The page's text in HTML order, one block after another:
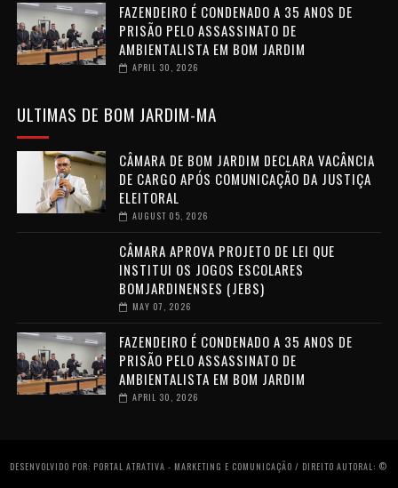
FAZENDEIRO É CONDENADO A 35 ANOS DE
PRISÃO PELO ASSASSINATO DE
AMBIENTALISTA EM BOM JARDIM
APRIL 30, 2026
ULTIMAS DE BOM JARDIM-MA
CÂMARA DE BOM JARDIM DECLARA VACÂNCIA
DE CARGO APÓS COMUNICAÇÃO DA JUSTIÇA
ELEITORAL
AUGUST 05, 2026
CÂMARA APROVA PROJETO DE LEI QUE
INSTITUI OS JOGOS ESCOLARES
BOMJARDINENSES (JEBS)
MAY 07, 2026
FAZENDEIRO É CONDENADO A 35 ANOS DE
PRISÃO PELO ASSASSINATO DE
AMBIENTALISTA EM BOM JARDIM
APRIL 30, 2026
DESENVOLVIDO POR: PORTAL ATRATIVA - MARKETING E COMUNICAÇÃO / DIREITO AUTORAL: ©